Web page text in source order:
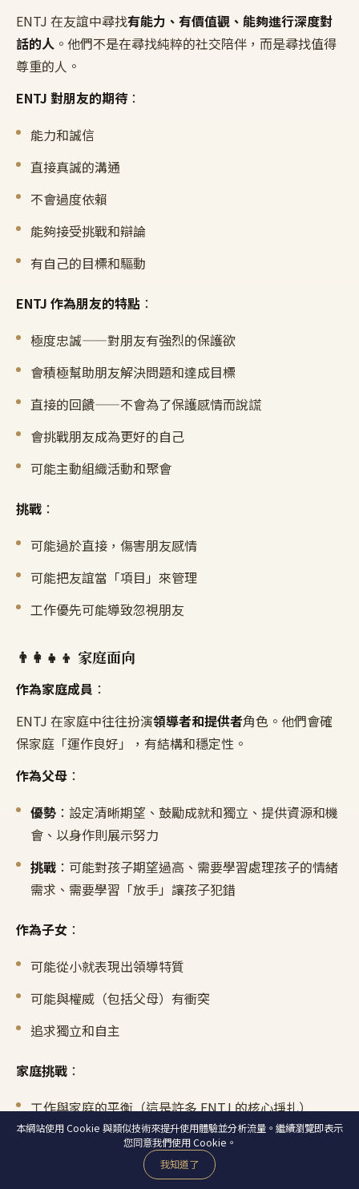
ENTJ 在友誼中尋找有能力、有價值觀、能夠進行深度對
話的人 。他們不是在尋找純粹的社交陪伴，而是尋找值得
尊重的人。
ENTJ 對朋友的期待：
能力和誠信
直接真誠的溝通
不會過度依賴
能夠接受挑戰和辯論
有自己的目標和驅動
ENTJ 作為朋友的特點 ：
極度忠誠——對朋友有強烈的保護欲
會積極幫助朋友解決問題和達成目標
直接的回饋——不會為了保護感情而說謊
會挑戰朋友成為更好的自己
可能主動組織活動和聚會
挑戰 ：
可能過於直接，傷害朋友感情
可能把友誼當「項目」來管理
工作優先可能導致忽視朋友
👨‍👩‍👧‍👦 家庭面向
作為家庭成員 ：
ENTJ 在家庭中往往扮演領導者和提供者角色。他們會確
保家庭「運作良好」，有結構和穩定性。
作為父母 ：
優勢 ：設定清晰期望、鼓勵成就和獨立、提供資源和機
會、以身作則展示努力
挑戰 ：可能對孩子期望過高、需要學習處理孩子的情緒
需求、需要學習「放手」讓孩子犯錯
作為子女 ：
可能從小就表現出領導特質
可能與權威（包括父母）有衝突
追求獨立和自主
家庭挑戰 ：
工作與家庭的平衡（這是許多 ENTJ 的核心掙扎）
情感表達和連結
本網站使用 Cookie 與類似技術來提升使用體驗並分析流量。繼續瀏覽即表示
您同意我們使用 Cookie。
我知道了